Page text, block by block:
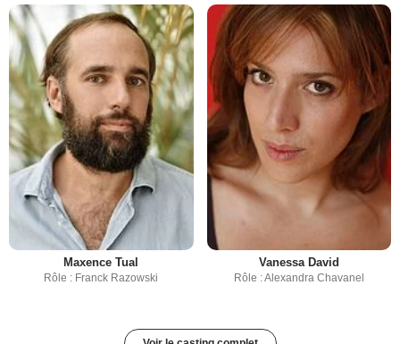
Maxence Tual
Rôle : Franck Razowski
Vanessa David
Rôle : Alexandra Chavanel